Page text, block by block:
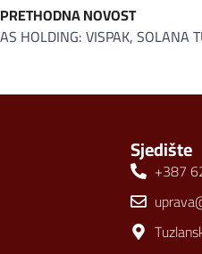
PRETHODNA NOVOST
Sjedište
+387